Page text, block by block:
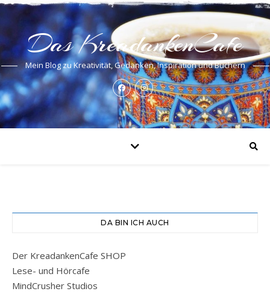
Das KreadankenCafe
Mein Blog zu Kreativität, Gedanken, Inspiration und Büchern
DA BIN ICH AUCH
Der KreadankenCafe SHOP
Lese- und Hörcafe
MindCrusher Studios